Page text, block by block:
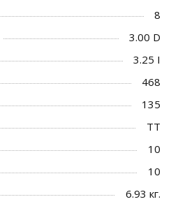
8
3.00 D
3.25 I
468
135
TT
10
10
6.93 кг.